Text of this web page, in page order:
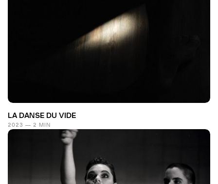
LA DANSE DU VIDE
2023 — 2 MIN